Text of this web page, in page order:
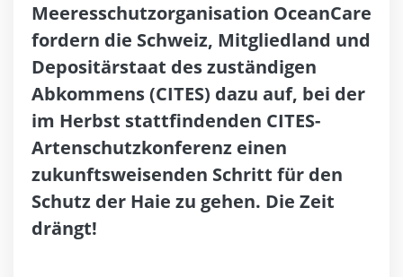
Meeresschutzorganisation OceanCare
fordern die Schweiz, Mitgliedland und
Depositärstaat des zuständigen
Abkommens (CITES) dazu auf, bei der
im Herbst stattfindenden CITES-
Artenschutzkonferenz einen
zukunftsweisenden Schritt für den
Schutz der Haie zu gehen. Die Zeit
drängt!